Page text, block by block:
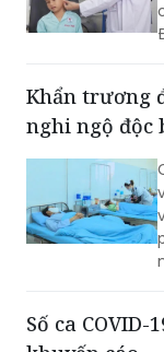
Khẩn trương
Số ca